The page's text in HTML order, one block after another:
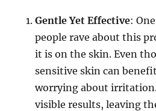
Gentle Yet Effective:
people rave about this
it is on the skin. Even
sensitive skin can
worrying about
visible results, leaving